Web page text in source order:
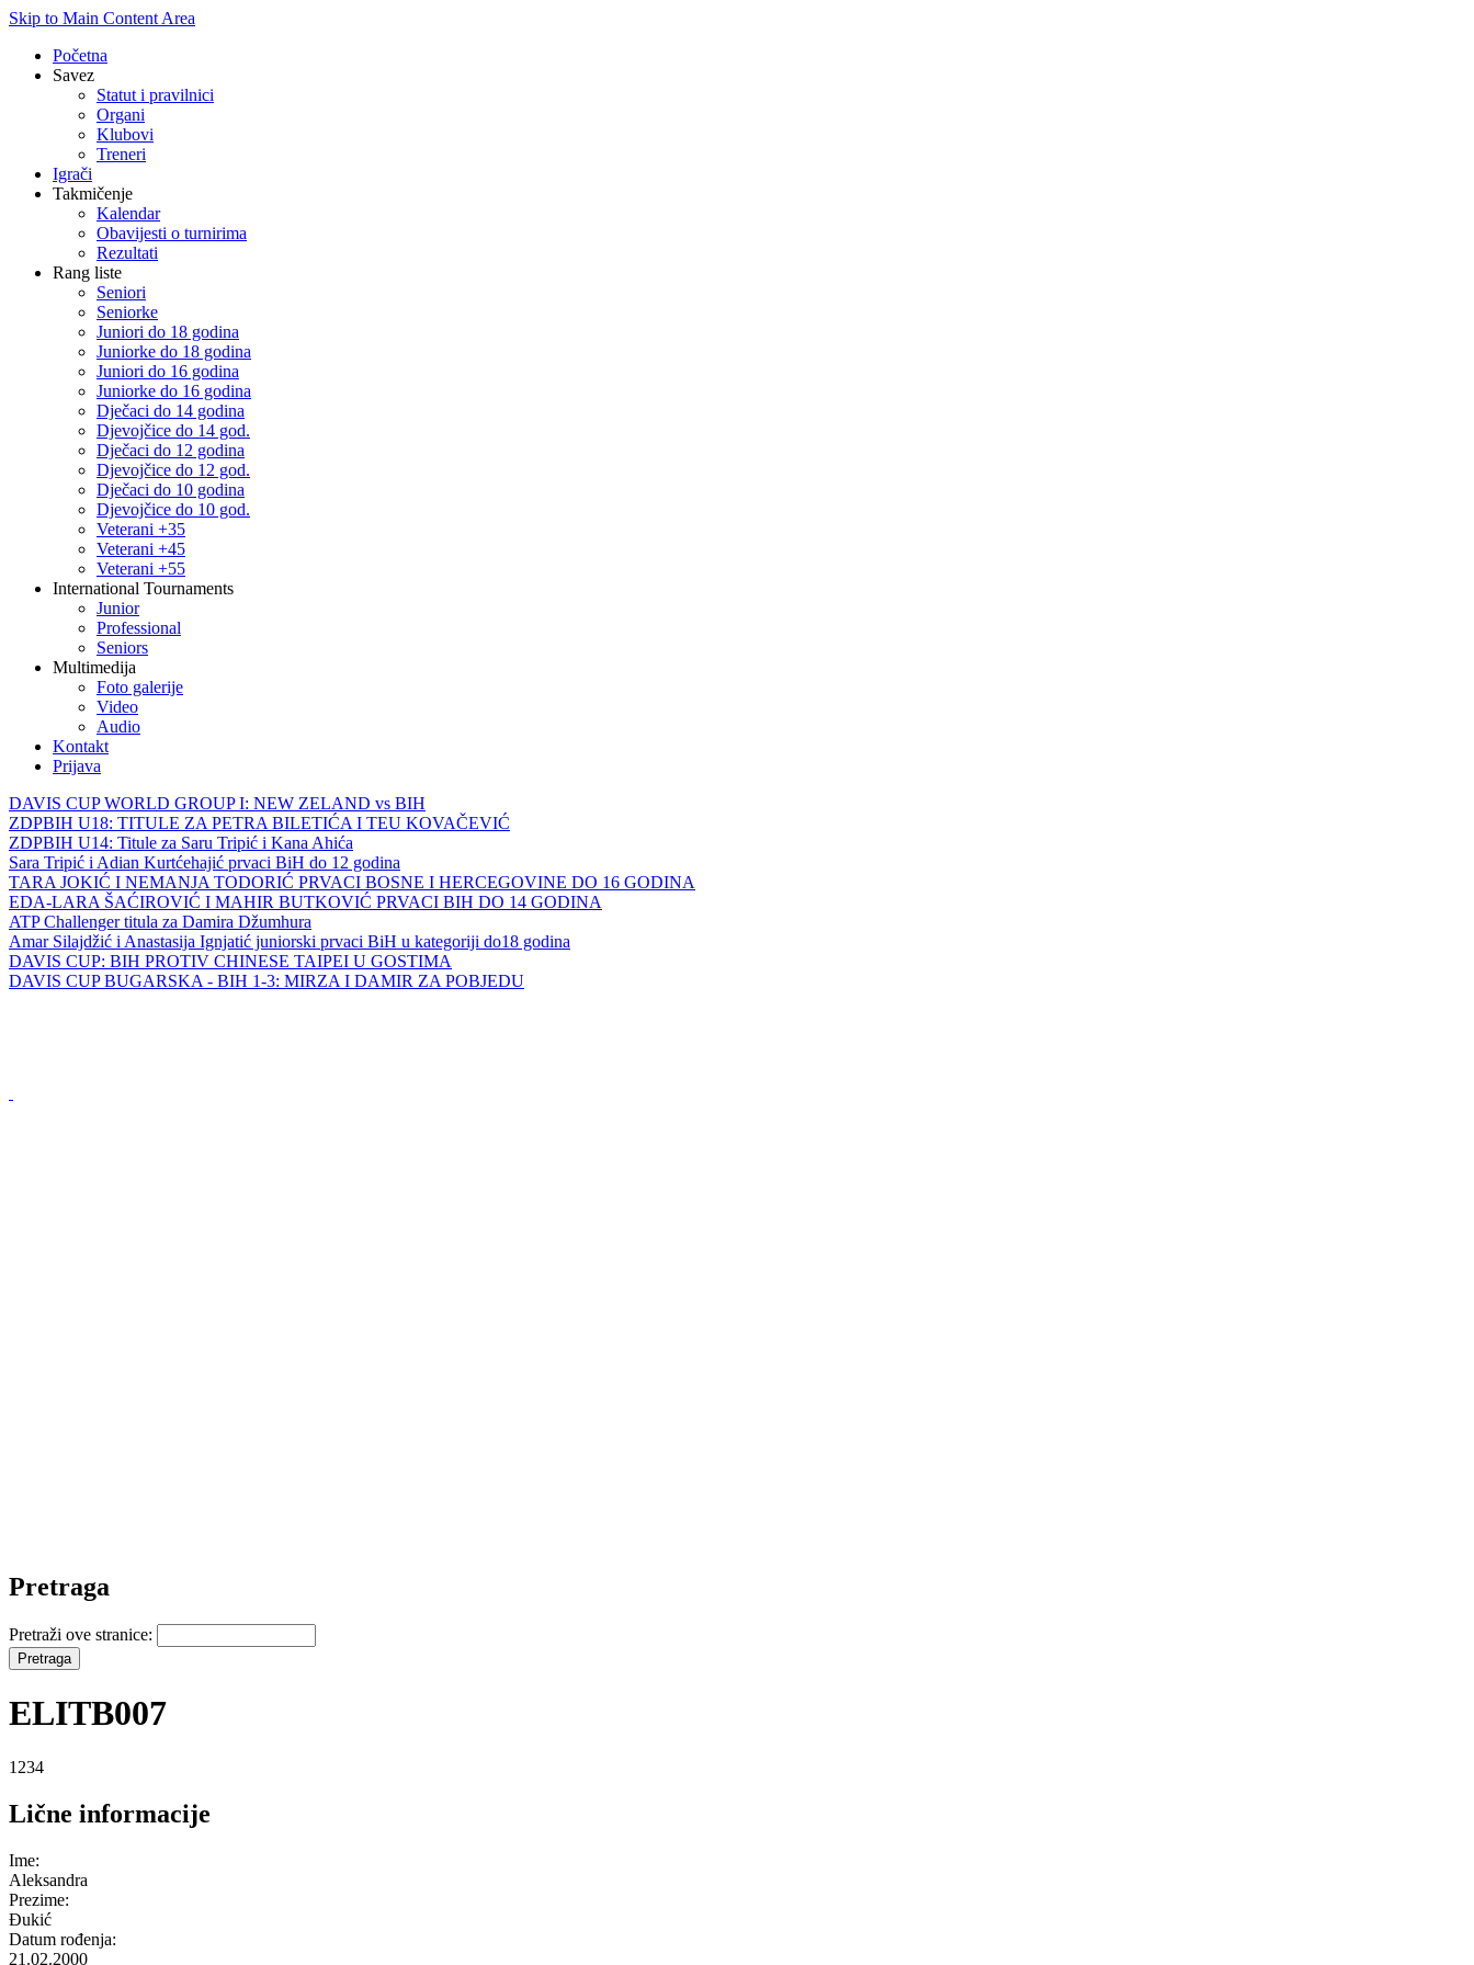
Skip to Main Content Area
Početna
Savez
Statut i pravilnici
Organi
Klubovi
Treneri
Igrači
Takmičenje
Kalendar
Obavijesti o turnirima
Rezultati
Rang liste
Seniori
Seniorke
Juniori do 18 godina
Juniorke do 18 godina
Juniori do 16 godina
Juniorke do 16 godina
Dječaci do 14 godina
Djevojčice do 14 god.
Dječaci do 12 godina
Djevojčice do 12 god.
Dječaci do 10 godina
Djevojčice do 10 god.
Veterani +35
Veterani +45
Veterani +55
International Tournaments
Junior
Professional
Seniors
Multimedija
Foto galerije
Video
Audio
Kontakt
Prijava
DAVIS CUP WORLD GROUP I: NEW ZELAND vs BIH
ZDPBIH U18: TITULE ZA PETRA BILETIĆA I TEU KOVAČEVIĆ
ZDPBIH U14: Titule za Saru Tripić i Kana Ahića
Sara Tripić i Adian Kurtćehajić prvaci BiH do 12 godina
TARA JOKIĆ I NEMANJA TODORIĆ PRVACI BOSNE I HERCEGOVINE DO 16 GODINA
EDA-LARA ŠAĆIROVIĆ I MAHIR BUTKOVIĆ PRVACI BIH DO 14 GODINA
ATP Challenger titula za Damira Džumhura
Amar Silajdžić i Anastasija Ignjatić juniorski prvaci BiH u kategoriji do18 godina
DAVIS CUP: BIH PROTIV CHINESE TAIPEI U GOSTIMA
DAVIS CUP BUGARSKA - BIH 1-3: MIRZA I DAMIR ZA POBJEDU
Pretraga
Pretraži ove stranice:
ELITB007
1234
Lične informacije
Ime:
Aleksandra
Prezime:
Đukić
Datum rođenja:
21.02.2000